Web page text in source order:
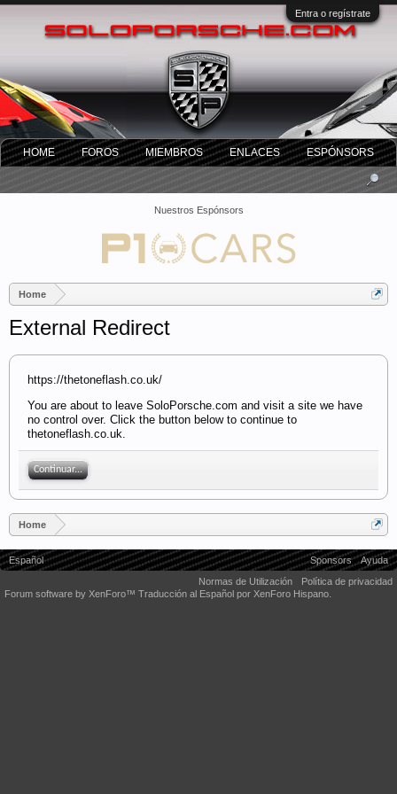
Entra o regístrate
Nuestros Espónsors
Home
External Redirect
https://thetoneflash.co.uk/
You are about to leave SoloPorsche.com and visit a site we have
no control over. Click the button below to continue to
thetoneflash.co.uk.
Continuar...
Home
HOME FOROS MIEMBROS ENLACES ESPÓNSORS
Español Sponsors
Ayuda
Normas de Utilización
Política de privacidad
Forum software by XenForo™ Traducción al Español por XenForo Hispano.